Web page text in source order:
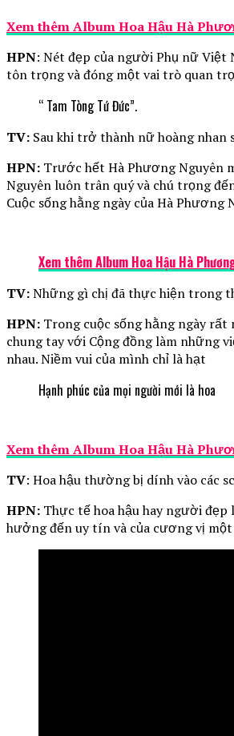
Xem thêm Album Hoa Hậu Hà
HPN: Nét đẹp của người Phụ nữ Việt
tôn trọng và đóng một vai trò quan
“ Tam Tòng Tứ Đức”.
TV: Sau khi trở thành nữ hoàng nhan
HPN: Trước hết Hà Phương Nguyên
Nguyên luôn trân quý và chú trọng
Cuộc sống hằng ngày của Hà
Xem thêm Album Hoa Hậu Hà
TV:Những gì chị đã thực hiện trong
HPN: Trong cuộc sống hằng ngày
chung tay với Cộng đồng làm những
nhau. Niềm vui của mình chỉ là hạt
Hạnh phúc của mọi người mới là hoa
Xem thêm Album Hoa Hậu Hà
TV: Hoa hậu thường bị dính vào các
HPN: Thực tế hoa hậu hay người đẹp
hưởng đến uy tín và của cương vị